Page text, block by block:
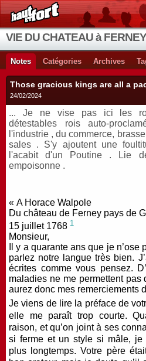
VIE DU CHATEAU à FERNEY
Notes Catégories Archives
Those gracious kings are all a
24/02/2024
... Je ne vise pas ici les
détestables rois auto-
l'industrie , du commerce,
sales . S'y ajoutent une
l'acabit d'un Poutine . Lie
empoisonne .
« A Horace Walpole
Du château de Ferney pays de
15 juillet 1768 1
Monsieur,
Il y a quarante ans que je
parlez notre langue très bien.
écrites comme vous pensez.
maladies ne me permettent pas
aurez donc mes remerciements
Je viens de lire la préface de
elle me paraît trop courte.
raison, et qu’on joint à ses
si ferme et un style si mâle, je
plus longtemps. Votre père